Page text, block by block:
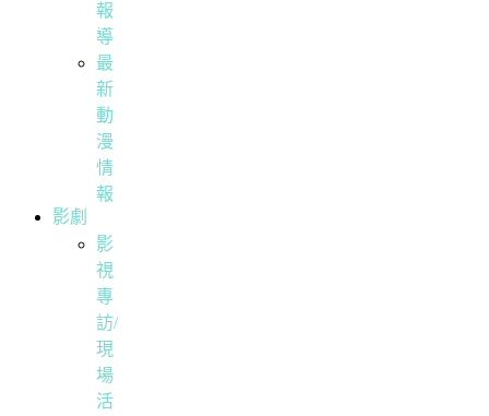
報
導
最
新
動
漫
情
報
影劇
影
視
專
訪/
現
場
活